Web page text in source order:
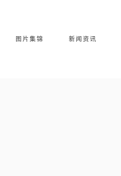
图片集锦 新闻资讯